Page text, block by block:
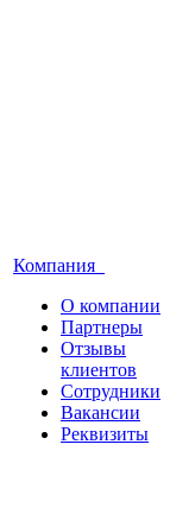
Компания
О компании
Партнеры
Отзывы
клиентов
Сотрудники
Вакансии
Реквизиты